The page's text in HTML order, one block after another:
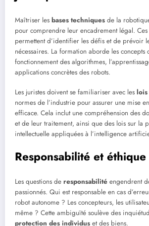
Maîtriser les bases techniques de la
pour comprendre leur encadrement légal. Ces
permettent d’identifier les défis et de prévoir
nécessaires. La formation aborde les concepts
fonctionnement des algorithmes,
applications concrètes des robots.
Les juristes doivent se familiariser avec les lois
normes de l’industrie pour assurer une mise
efficace. Cela inclut une compréhension des
et de leur traitement, ainsi que des lois sur la
intellectuelle appliquées à l’intelligence
Responsabilité et éthique
Les questions de responsabilité engendrent
passionnés. Qui est responsable en cas
robot autonome ? Les concepteurs, les
même ? Cette ambiguïté soulève des
protection des individus et des biens.